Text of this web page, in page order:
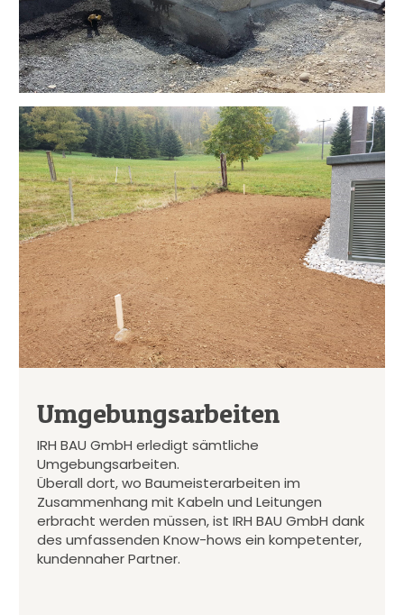
Umgebungsarbeiten
IRH BAU GmbH erledigt sämtliche
Umgebungsarbeiten.
Überall dort, wo Baumeisterarbeiten im
Zusammenhang mit Kabeln und Leitungen
erbracht werden müssen, ist IRH BAU GmbH dank
des umfassenden Know-hows ein kompetenter,
kundennaher Partner.